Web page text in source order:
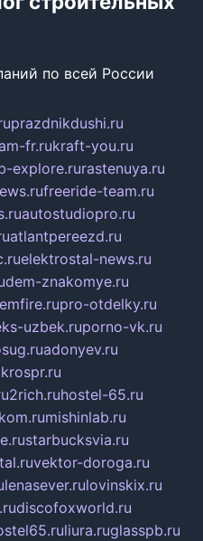
по всей России
prazdnikdushi.ru
fr.rukraft-you.ru
explore.rurastenuya.ru
freeride-team.ru
autostudiopro.ru
atlantpereezd.ru
elektrostal-news.ru
znakomye.ru
emfire.rupro-otdelky.ru
uzbek.ruporno-vk.ru
adonyev.ru
krospr.ru
2rich.ruhostel-65.ru
mishinlab.ru
starbucksvia.ru
vektor-doroga.ru
lenasever.rulovinskix.ru
discofoxworld.ru
liura.ruglasspb.ru